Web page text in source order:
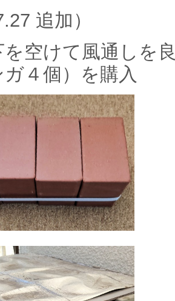
追加）
空けて風通しを
ガ４個）を購入